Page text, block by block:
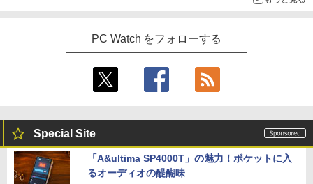
PC Watch をフォローする
Special Site
「A&ultima SP4000T」の魅力！ポケットに入
るオーディオの醍醐味